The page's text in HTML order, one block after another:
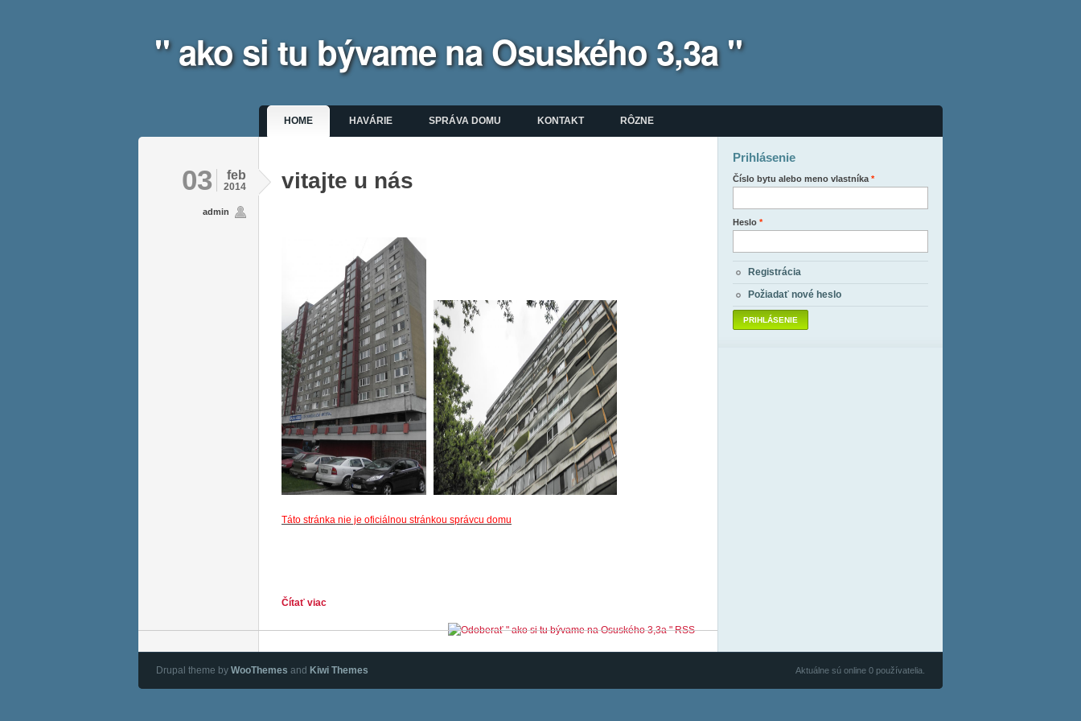
" ako si tu bývame na Osuského 3,3a "
Hlavné menu
HOME HAVÁRIE SPRÁVA DOMU KONTAKT RÔZNE
03 feb
2014
admin
vitajte u nás
Táto stránka nie je oficiálnou stránkou správcu domu
Čítať viac
Prihlásenie
Číslo bytu alebo meno vlastníka *
Heslo *
Registrácia
Požiadať nové heslo
Drupal theme by WooThemes and Kiwi Themes Aktuálne sú online 0 používatelia.